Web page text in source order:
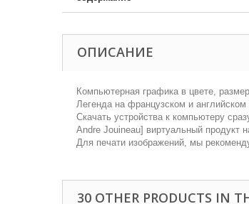
ОПИСАНИЕ
Компьютерная графика в цвете,
Легенда на французском и английском
Скачать устройства к компьютеру
Аndre Jouineau] виртуальный продукт
Для печати изображений, мы
30 OTHER PRODUCTS IN